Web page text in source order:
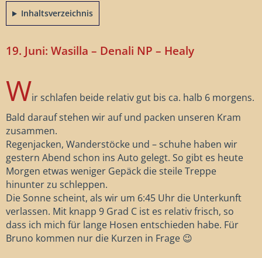
Inhaltsverzeichnis
19. Juni: Wasilla – Denali NP – Healy
Wir schlafen beide relativ gut bis ca. halb 6 morgens.
Bald darauf stehen wir auf und packen unseren Kram
zusammen.
Regenjacken, Wanderstöcke und – schuhe haben wir
gestern Abend schon ins Auto gelegt. So gibt es heute
Morgen etwas weniger Gepäck die steile Treppe
hinunter zu schleppen.
Die Sonne scheint, als wir um 6:45 Uhr die Unterkunft
verlassen. Mit knapp 9 Grad C ist es relativ frisch, so
dass ich mich für lange Hosen entschieden habe. Für
Bruno kommen nur die Kurzen in Frage 😉